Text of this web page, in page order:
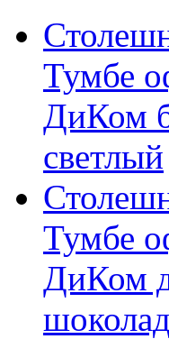
Тумбе
ДиКом
светлый
Тумбе
ДиКом